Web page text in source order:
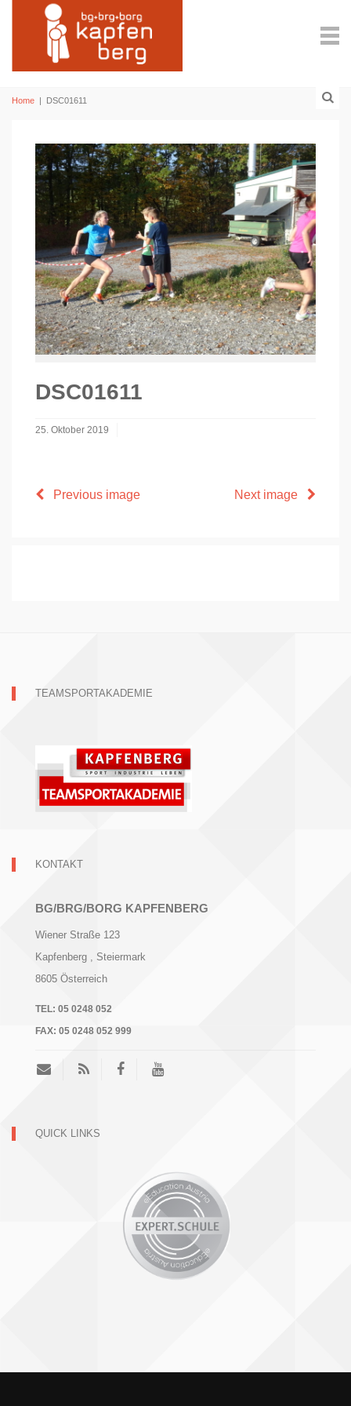
Home | DSC01611
DSC01611
25. Oktober 2019
Previous image Next image
TEAMSPORTAKADEMIE
KONTAKT
BG/BRG/BORG KAPFENBERG
Wiener Straße 123
Kapfenberg
, Steiermark
8605 Österreich
TEL: 05 0248 052
FAX: 05 0248 052 999
QUICK LINKS